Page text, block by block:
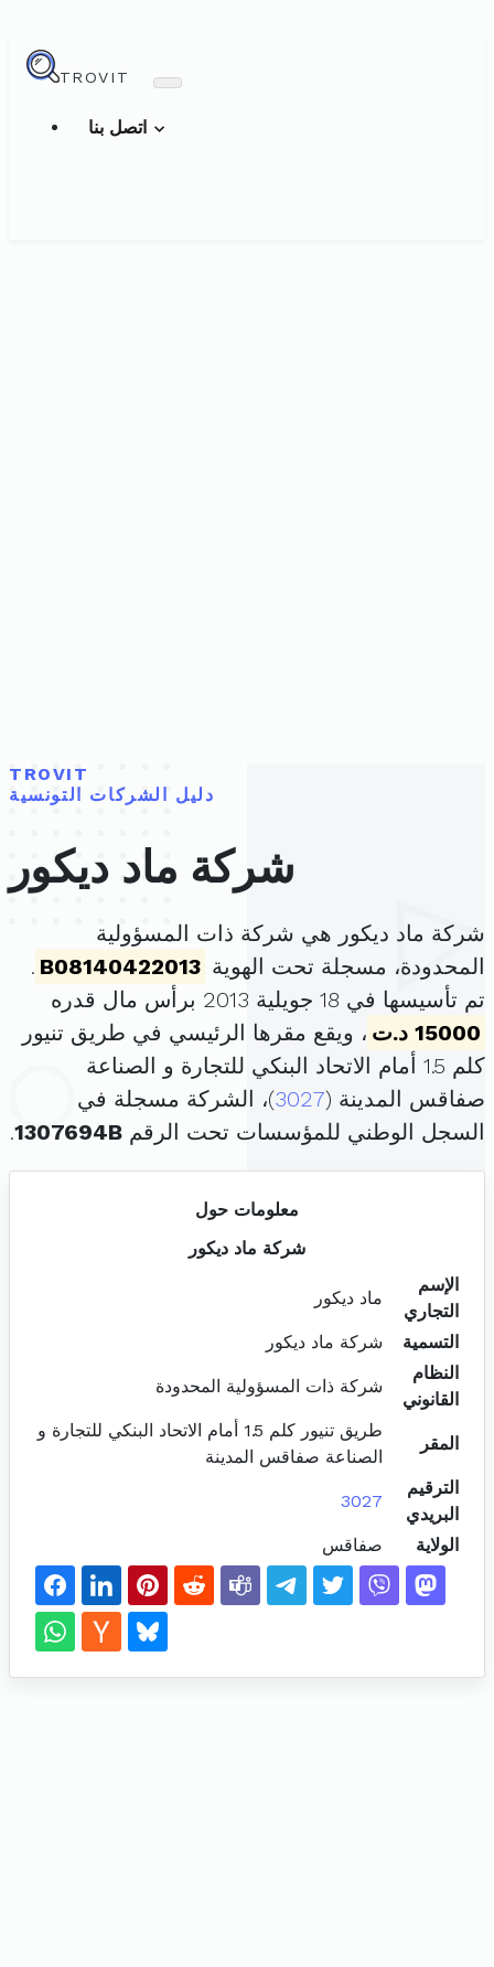
TROVIT
TROVIT
دليل الشركات التونسية
شركة ماد ديكور
شركة ماد ديكور هي شركة ذات المسؤولية
المحدودة، مسجلة تحت الهوية B08140422013
.
تم تأسيسها في 18 جويلية 2013 برأس مال قدره
15000 د.ت
، ويقع مقرها الرئيسي في طريق تنيور
كلم 1.5 أمام الاتحاد البنكي للتجارة و الصناعة
صفاقس المدينة (3027)، الشركة مسجلة في
السجل الوطني للمؤسسات تحت الرقم 1307694B
.
معلومات حول
شركة ماد ديكور
الإسم
التجاري
ماد ديكور
التسمية
شركة ماد ديكور
النظام
القانوني
شركة ذات المسؤولية المحدودة
المقر
طريق تنيور كلم 1.5 أمام الاتحاد البنكي للتجارة و
الصناعة صفاقس المدينة
الترقيم
البريدي
3027
الولاية صفاقس